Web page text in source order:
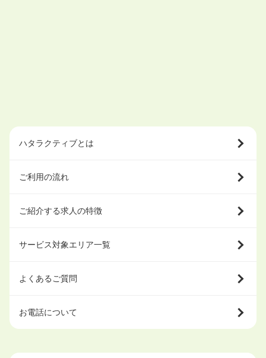
ハタラクティブとは
ご利用の流れ
ご紹介する求人の特徴
サービス対象エリア一覧
よくあるご質問
お電話について